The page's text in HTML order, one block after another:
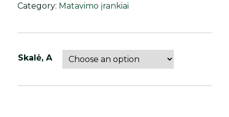
Skalė, A
Category: Matavimo įrankiai